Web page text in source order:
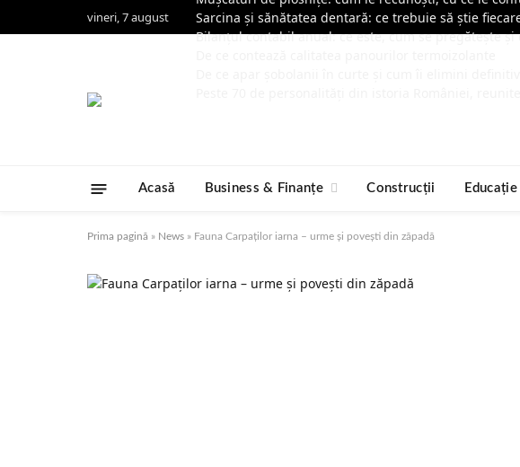
vineri, 7 august
Sarcina și sănătatea dentară: ce trebuie să știe
Bilanțul contabil anual: ce este, cum se pregătește
Acasă Business & Finanțe Construcții Educație
Prima pagină » News » Fauna Carpaților iarna – urme și povești din zăpadă